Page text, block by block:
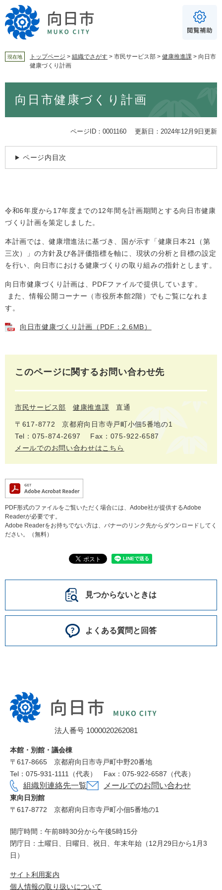
ー
ジ
ニ
ュ
へ
For Foreigners
音声読み上げ
読み上げ 読み上げ設定
あり
背景色 白 黒 青
現在地 トップページ > 組織でさがす > 市民サービス部 > 健康推進課 > 向日市
健康づくり計画
向日市健康づくり計画
ページID：0001160 更新日：2024年12月9日更新
ページ内目次
令和6年度から17年度までの12年間を計画期間とする向日市健康
づくり計画を策定しました。
本計画では、健康増進法に基づき、国が示す「健康日本21（第
三次）」の方針及び各評価指標を軸に、現状の分析と目標の設定
を行い、向日市における健康づくりの取り組みの指針とします。
向日市健康づくり計画は、PDFファイルで提供しています。
また、情報公開コーナー（市役所本館2階）でもご覧になれま
す。
向日市健康づくり計画（PDF：2.6MB）
このページに関するお問い合わせ先
市民サービス部 健康推進課 直通
〒617-8772
京都府向日市寺戸町小佃5番地の1
Tel：075-874-2697
Fax：075-922-6587
メールでのお問い合わせはこちら
PDF形式のファイルをご覧いただく場合には、Adobe社が提供するAdobe
Readerが必要です。
Adobe Readerをお持ちでない方は、バナーのリンク先からダウンロードしてく
ださい。（無料）
見つからないときは
よくある質問と回答
向
日
市
所
法人番号 1000020262081
本館・別館・議会棟
〒617‐8665
京都府向日市寺戸町中野20番地
Tel：075-931-1111（代表）
Fax：075-922-6587（代表）
東向日別館
〒617-8772
京都府向日市寺戸町小佃5番地の1
組織別連絡先一覧 メールでのお問い合わせ
開庁時間：午前8時30分から午後5時15分
閉庁日：土曜日、日曜日、祝日、年末年始（12月29日から1月3
日）
サイト利用案内
個人情報の取り扱いについて